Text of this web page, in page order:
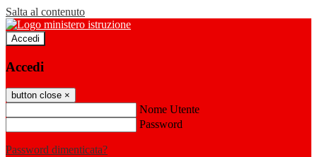
Salta al contenuto
Accedi
Accedi
button close ×
Nome Utente
Password
Password dimenticata?